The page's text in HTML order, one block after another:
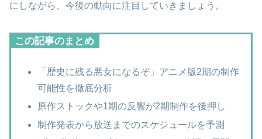
にしながら、今後の動向に注目していきましょう。
この記事のまとめ
「歴史に残る悪女になるぞ」アニメ版2期の制作
可能性を徹底分析
原作ストックや1期の反響が2期制作を後押し
制作発表から放送までのスケジュールを予測